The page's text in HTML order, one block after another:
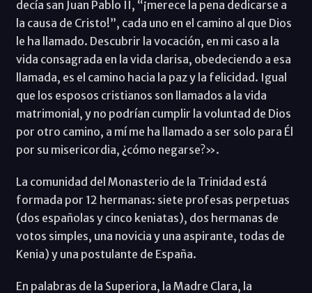
decía san Juan Pablo II, “¡merece la pena dedicarse a
la causa de Cristo!”, cada uno en el camino al que Dios
le ha llamado. Descubrir la vocación, en mi caso a la
vida consagrada en la vida clarisa, obedeciendo a esa
llamada, es el camino hacia la paz y la felicidad. Igual
que los esposos cristianos son llamados a la vida
matrimonial, y no podrían cumplir la voluntad de Dios
por otro camino, a mí me ha llamado a ser solo para Él
por su misericordia, ¿cómo negarse?».
La comunidad del Monasterio de la Trinidad está
formada por 12 hermanas: siete profesas perpetuas
(dos españolas y cinco keniatas), dos hermanas de
votos simples, una novicia y una aspirante, todas de
Kenia) y una postulante de España.
En palabras de la Superiora, la Madre Clara, la